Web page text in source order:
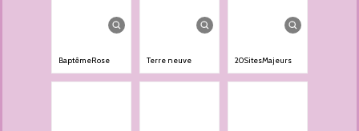
BaptêmeRose Terre neuve 20SitesMajeurs